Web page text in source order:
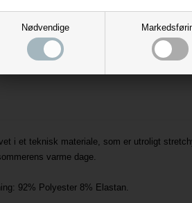
Nødvendige
i et teknisk materiale, som er utroligt
varme dage.
92% Polyester 8% Elastan.